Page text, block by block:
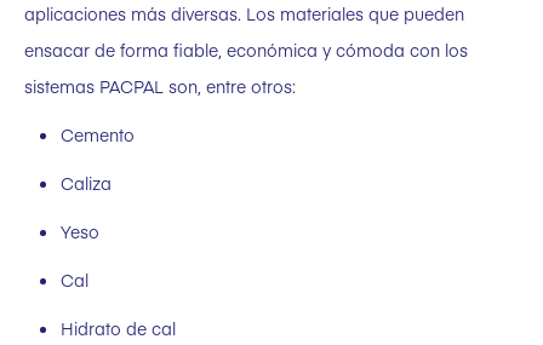
aplicaciones más diversas. Los materiales que pueden
ensacar de forma fiable, económica y cómoda con los
sistemas PACPAL son, entre otros:
Cemento
Caliza
Yeso
Cal
Hidrato de cal